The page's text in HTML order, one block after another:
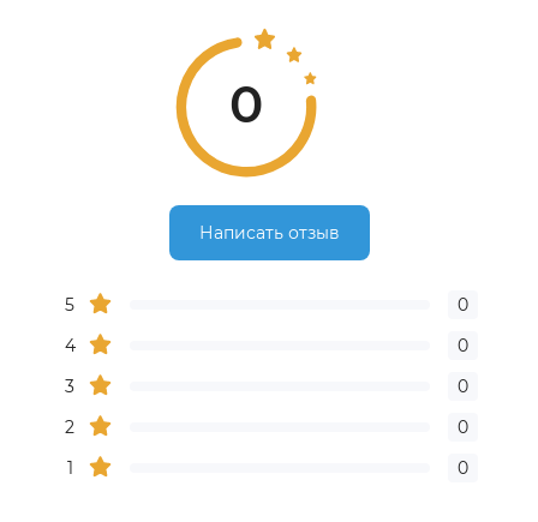
0
Написать отзыв
5
0
4
0
3
0
2
0
1
0